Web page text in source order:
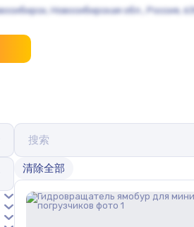
Новосибирская обл., Россия,
清除全部